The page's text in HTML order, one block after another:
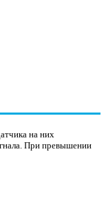
на них
При превышении